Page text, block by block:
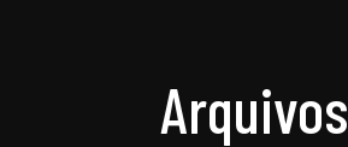
Arquivos